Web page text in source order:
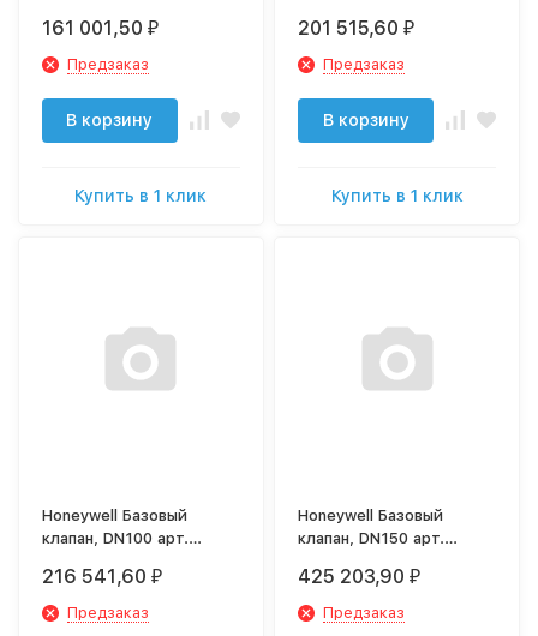
161 001,50 ₽
Предзаказ
В корзину
Купить в 1 клик
201 515,60 ₽
Предзаказ
В корзину
Купить в 1 клик
Honeywell Базовый
клапан, DN100 арт.
216 541,60 ₽
Предзаказ
Honeywell Базовый
клапан, DN150 арт.
425 203,90 ₽
Предзаказ